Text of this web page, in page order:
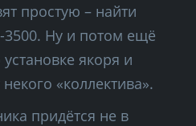
простую – найти
3500. Ну и потом ещё
якоря и
«коллектива».
придётся не в